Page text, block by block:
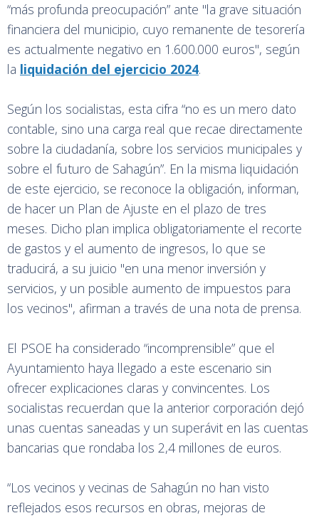
“más profunda preocupación” ante "la grave situación
financiera del municipio, cuyo remanente de tesorería
es actualmente negativo en 1.600.000 euros", según
la liquidación del ejercicio 2024.
Según los socialistas, esta cifra “no es un mero dato
contable, sino una carga real que recae directamente
sobre la ciudadanía, sobre los servicios municipales y
sobre el futuro de Sahagún”. En la misma liquidación
de este ejercicio, se reconoce la obligación, informan,
de hacer un Plan de Ajuste en el plazo de tres
meses. Dicho plan implica obligatoriamente el recorte
de gastos y el aumento de ingresos, lo que se
traducirá, a su juicio "en una menor inversión y
servicios, y un posible aumento de impuestos para
los vecinos", afirman a través de una nota de prensa.
El PSOE ha considerado “incomprensible” que el
Ayuntamiento haya llegado a este escenario sin
ofrecer explicaciones claras y convincentes. Los
socialistas recuerdan que la anterior corporación dejó
unas cuentas saneadas y un superávit en las cuentas
bancarias que rondaba los 2,4 millones de euros.
“Los vecinos y vecinas de Sahagún no han visto
reflejados esos recursos en obras, mejoras de